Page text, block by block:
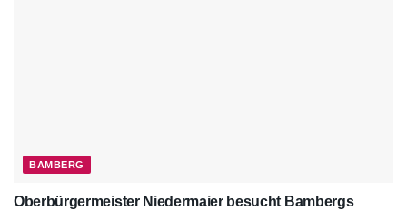
BAMBERG
Oberbürgermeister Niedermaier besucht Bambergs